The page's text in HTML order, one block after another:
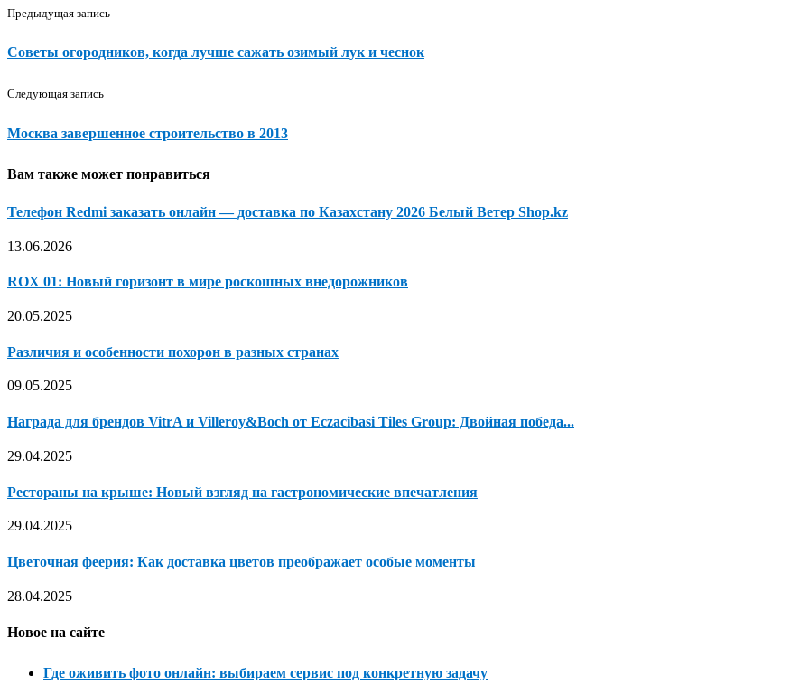
Предыдущая запись
Советы огородников, когда лучше сажать озимый лук и чеснок
Следующая запись
Москва завершенное строительство в 2013
Вам также может понравиться
Телефон Redmi заказать онлайн — доставка по Казахстану 2026 Белый Ветер Shop.kz
13.06.2026
ROX 01: Новый горизонт в мире роскошных внедорожников
20.05.2025
Различия и особенности похорон в разных странах
09.05.2025
Награда для брендов VitrA и Villeroy&Boch от Eczacibasi Tiles Group: Двойная победа...
29.04.2025
Рестораны на крыше: Новый взгляд на гастрономические впечатления
29.04.2025
Цветочная феерия: Как доставка цветов преображает особые моменты
28.04.2025
Новое на сайте
Где оживить фото онлайн: выбираем сервис под конкретную задачу